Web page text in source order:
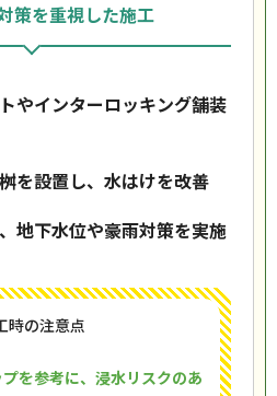
策を重視した施工
やインターロッキング舗装
を設置し、水はけを改善
地下水位や豪雨対策を実施
時の注意点
を参考に、浸水リスクのあ